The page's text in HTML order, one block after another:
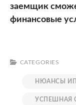
заемщик
финансовые
CATEGORIES
НЮАНСЫ
УСПЕШНАЯ